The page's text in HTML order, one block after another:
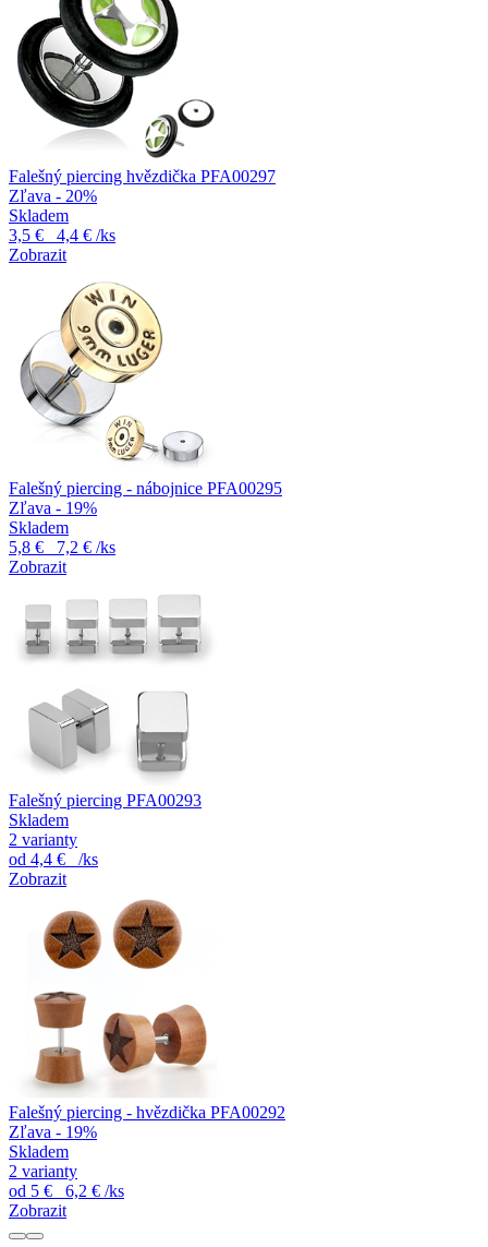
Falešný piercing hvězdička PFA00297
Zľava - 20%
Skladem
3,5 €
4,4 € /ks
Zobrazit
Falešný piercing - nábojnice PFA00295
Zľava - 19%
Skladem
5,8 €
7,2 € /ks
Zobrazit
Falešný piercing PFA00293
Skladem
2 varianty
od 4,4 €
/ks
Zobrazit
Falešný piercing - hvězdička PFA00292
Zľava - 19%
Skladem
2 varianty
od 5 € 6,2 € /ks
Zobrazit